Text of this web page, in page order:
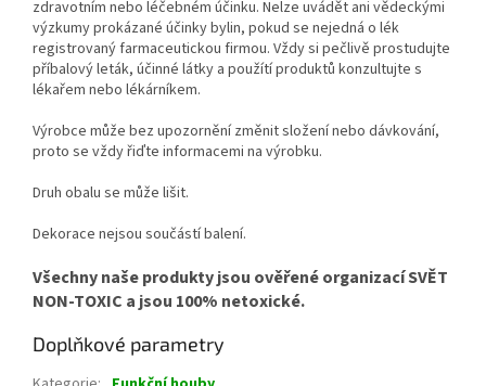
zdravotním nebo léčebném účinku. Nelze uvádět ani vědeckými
výzkumy prokázané účinky bylin, pokud se nejedná o lék
registrovaný farmaceutickou firmou. Vždy si pečlivě prostudujte
příbalový leták, účinné látky a použítí produktů konzultujte s
lékařem nebo lékárníkem.
Výrobce může bez upozornění změnit složení nebo dávkování,
proto se vždy řiďte informacemi na výrobku.
Druh obalu se může lišit.
Dekorace nejsou součástí balení.
Všechny naše produkty jsou ověřené organizací SVĚT
NON-TOXIC a jsou 100% netoxické.
Doplňkové parametry